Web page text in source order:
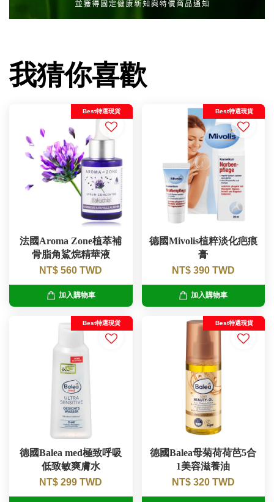
我猜你喜歡
Best特選現貨
法國Aroma Zone植萃補
骨脂角鯊烷精華液
NT$ 560 TWD
加入購物車
Best特選現貨
德國Mivolis植粹淡化疤痕
膏
NT$ 390 TWD
加入購物車
Best特選現貨
德國Balea med極致呼吸
低致敏爽膚水
NT$ 299 TWD
Best特選現貨
德國Balea母菊荷荷芭5合
1美容滋養油
NT$ 320 TWD